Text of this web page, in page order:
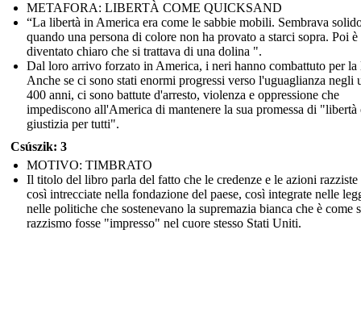
METAFORA: LIBERTÀ COME QUICKSAND
“La libertà in America era come le sabbie mobili. Sembrava
quando una persona di colore non ha provato a starci sopra. Poi è
diventato chiaro che si trattava di una dolina ".
Dal loro arrivo forzato in America, i neri hanno combattuto per la
Anche se ci sono stati enormi progressi verso l'uguaglianza negli
400 anni, ci sono battute d'arresto, violenza e oppressione che
impediscono all'America di mantenere la sua promessa di "libertà
giustizia per tutti".
Csúszik: 3
MOTIVO: TIMBRATO
Il titolo del libro parla del fatto che le credenze e le azioni razziste
così intrecciate nella fondazione del paese, così integrate nelle
nelle politiche che sostenevano la supremazia bianca che è come
razzismo fosse "impresso" nel cuore stesso Stati Uniti.